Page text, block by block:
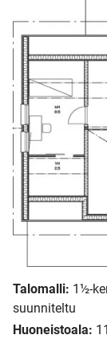
Talomalli: 1½-
suunniteltu
Huoneistoala: